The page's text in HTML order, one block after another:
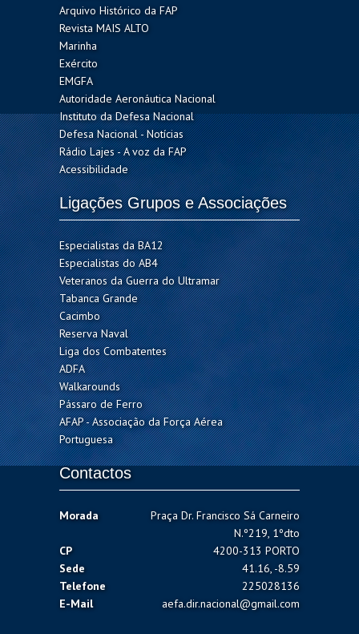
Arquivo Histórico da FAP
Revista MAIS ALTO
Marinha
Exército
EMGFA
Autoridade Aeronáutica Nacional
Instituto da Defesa Nacional
Defesa Nacional - Notícias
Rádio Lajes - A voz da FAP
Acessibilidade
Ligações Grupos e Associações
Especialistas da BA12
Especialistas do AB4
Veteranos da Guerra do Ultramar
Tabanca Grande
Cacimbo
Reserva Naval
Liga dos Combatentes
ADFA
Walkarounds
Pássaro de Ferro
AFAP - Associação da Força Aérea
Portuguesa
Contactos
Morada
Praça Dr. Francisco Sá Carneiro
N.º219, 1ºdto
CP
4200-313 PORTO
Sede
41.16, -8.59
Telefone
225028136
E-Mail
aefa.dir.nacional@gmail.com